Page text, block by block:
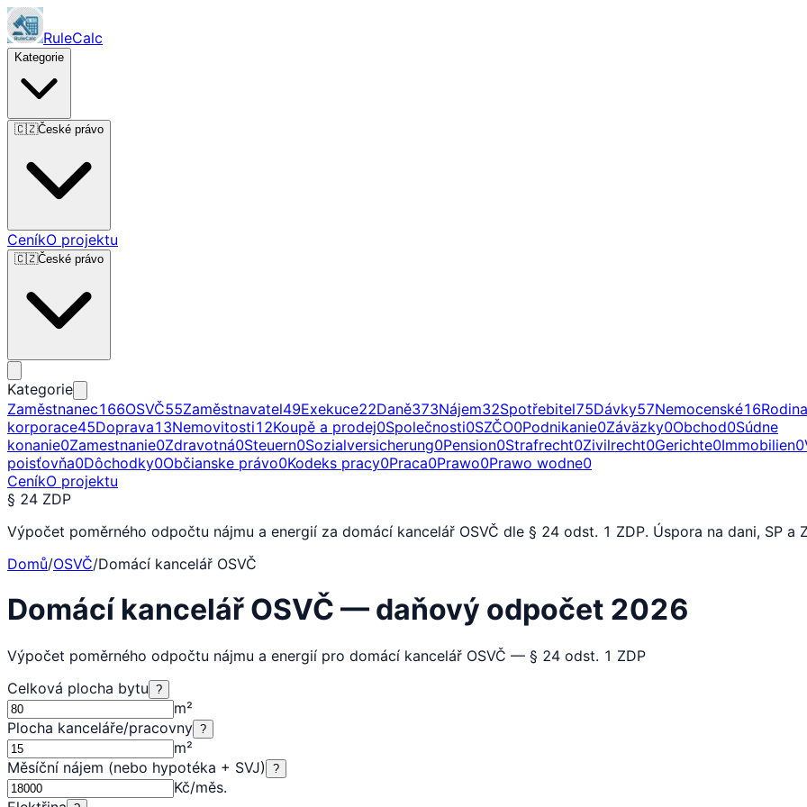
RuleCalc
Kategorie
🇨🇿České právo
CeníkO projektu
🇨🇿České právo
Kategorie
Zaměstnanec166OSVČ55Zaměstnavatel49Exekuce22Daně373Nájem32Spotřebitel75Dávky57Nemocenské16Rodina
korporace45Doprava13Nemovitosti12Koupě a prodej0Společnosti0SZČO0Podnikanie0Záväzky0Obchod0Súdne
konanie0Zamestnanie0Zdravotná0Steuern0Sozialversicherung0Pension0Strafrecht0Zivilrecht0Gerichte0Immobilien0
poisťovňa0Dôchodky0Občianske právo0Kodeks pracy0Praca0Prawo0Prawo wodne0
CeníkO projektu
§ 24 ZDP
Výpočet poměrného odpočtu nájmu a energií za domácí kancelář OSVČ dle § 24 odst. 1 ZDP. Úspora na dani, SP a
Domů/OSVČ/Domácí kancelář OSVČ
Domácí kancelář OSVČ — daňový odpočet 2026
Výpočet poměrného odpočtu nájmu a energií pro domácí kancelář OSVČ — § 24 odst. 1 ZDP
Celková plocha bytu ?
m²
Plocha kanceláře/pracovny ?
m²
Měsíční nájem (nebo hypotéka + SVJ)
?
Kč/měs.